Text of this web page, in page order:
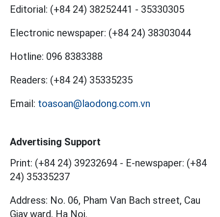
Editorial: (+84 24) 38252441 - 35330305
Electronic newspaper: (+84 24) 38303044
Hotline: 096 8383388
Readers: (+84 24) 35335235
Email: toasoan@laodong.com.vn
Advertising Support
Print: (+84 24) 39232694 - E-newspaper: (+84
24) 35335237
Address: No. 06, Pham Van Bach street, Cau
Giay ward, Ha Noi.